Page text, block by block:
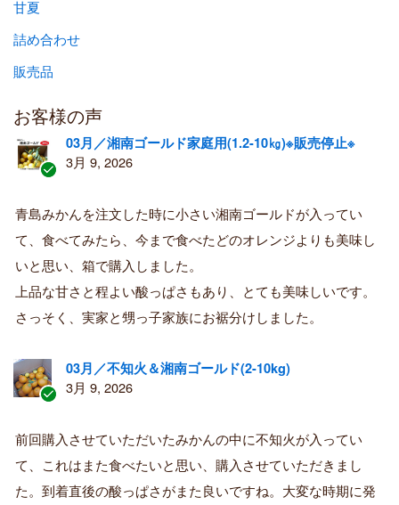
甘夏
詰め合わせ
販売品
お客様の声
証
済
み
購
者
03月／湘南ゴールド家庭用(1.2-10㎏)※販売停止※
3月 9, 2026
青島みかんを注文した時に小さい湘南ゴールドが入ってい
て、食べてみたら、今まで食べたどのオレンジよりも美味し
いと思い、箱で購入しました。
上品な甘さと程よい酸っぱさもあり、とても美味しいです。
さっそく、実家と甥っ子家族にお裾分けしました。
証
済
み
購
03月／不知火＆湘南ゴールド(2-10kg)
3月 9, 2026
前回購入させていただいたみかんの中に不知火が入ってい
て、これはまた食べたいと思い、購入させていただきまし
た。到着直後の酸っぱさがまた良いですね。大変な時期に発